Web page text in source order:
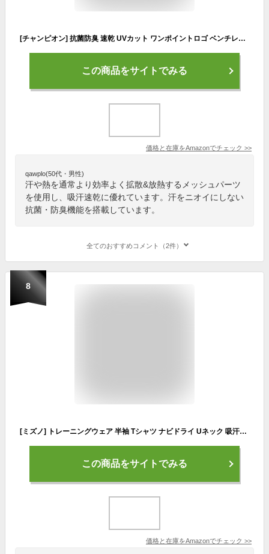
[チャンピオン] 抗菌防臭 速乾 UVカット ワンポイントロゴ ベンチレーション Tシャツ バスケットボール CAGERS C3-TB344 メンズ アース M
この商品をサイトでみる
価格と在庫をAmazonでチェック >>
qawplo(50代・男性)
汗や熱を通常より効率よく拡散&放熱するメッシュパーツ
を使用し、吸汗速乾に優れています。汗をニオイにしない
抗菌・防臭機能を搭載しています。
全てのおすすめコメント（2件）
8
[ミズノ] トレーニングウェア 半袖 Tシャツ ナビドライ Uネック 吸汗速乾 インナー 肌着 【Amazon限定モデルあり】 メンズ ドレスネイビー/ホワイト L
この商品をサイトでみる
価格と在庫をAmazonでチェック >>